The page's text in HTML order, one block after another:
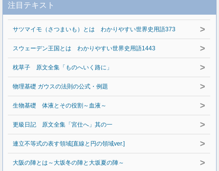
注目テキスト
サツマイモ（さつまいも）とは わかりやすい世界史用語373 >
スウェーデン王国とは わかりやすい世界史用語1443 >
枕草子 原文全集「ものへいく路に」 >
物理基礎 ガウスの法則の公式・例題 >
生物基礎 体液とその役割～血液～ >
更級日記 原文全集「宮仕へ」其の一 >
連立不等式の表す領域[直線と円の領域ver.] >
大阪の陣とは～大坂冬の陣と大坂夏の陣～ >